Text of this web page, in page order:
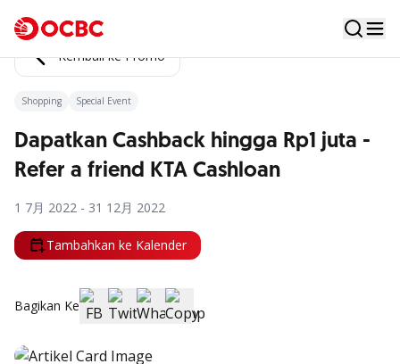
Kembali ke Promo
Shopping Special Event
Dapatkan Cashback hingga Rp1 juta -
Refer a friend KTA Cashloan
1 7月 2022 - 31 12月 2022
Tambahkan ke Kalender
Bagikan Ke